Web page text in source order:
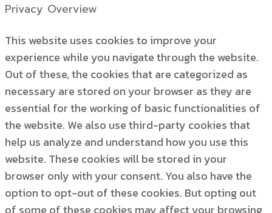
Privacy Overview
This website uses cookies to improve your
experience while you navigate through the website.
Out of these, the cookies that are categorized as
necessary are stored on your browser as they are
essential for the working of basic functionalities of
the website. We also use third-party cookies that
help us analyze and understand how you use this
website. These cookies will be stored in your
browser only with your consent. You also have the
option to opt-out of these cookies. But opting out